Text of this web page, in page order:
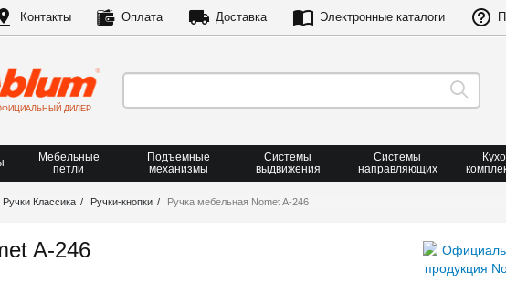
Контакты Оплата Доставка Электронные каталоги
ДИЛЕР
Мебельные
петли
Подъемные
механизмы
Системы
выдвижения
Системы
направляющих
Ручки Классика Ручки-кнопки Ручка мебельная Nomet A-246
A-246